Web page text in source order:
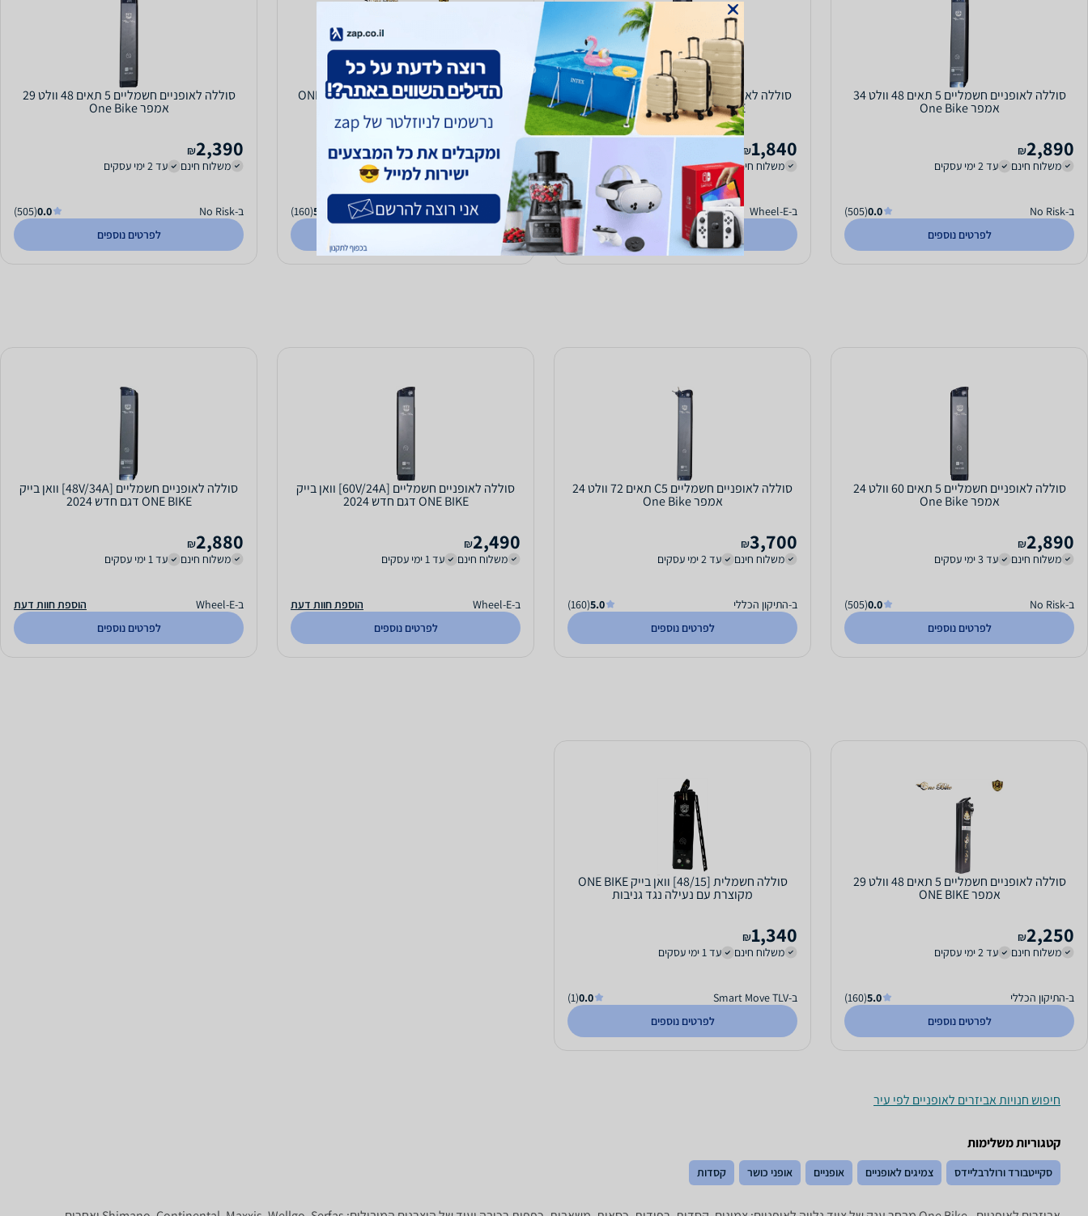
סוללה לאופניים חשמליים 5 תאים 48 וולט 34
אמפר One Bike
2,890
₪
משלוח חינם
עד 2 ימי עסקים
ב-No Risk 0.0
(505)
לפרטים נוספים
סוללה לאופניים חשמליים [48V/24A] וואן בייק
ONE BIKE דגם חדש 2024
1,840
₪
משלוח חינם
עד 1 ימי עסקים
ב-Wheel-E
הוספת חוות דעת
לפרטים נוספים
סוללה לאופניים 48V 23A וואן בייק ONE BIKE
1,649
₪
משלוח חינם
עד 2 ימי עסקים
ב-התיקון הכללי 5.0
(160)
סוללה לאופניים חשמליים 5 תאים 48 וולט 29
אמפר One Bike
2,390
₪
משלוח חינם
עד 2 ימי עסקים
ב-No Risk 0.0
(505)
לפרטים נוספים
סוללה לאופניים חשמליים 5 תאים 60 וולט 24
אמפר One Bike
2,890
₪
משלוח חינם
עד 3 ימי עסקים
ב-No Risk 0.0
(505)
לפרטים נוספים
סוללה לאופניים חשמליים C5 תאים 72 וולט 24
אמפר One Bike
3,700
₪
משלוח חינם
עד 2 ימי עסקים
ב-התיקון הכללי 5.0
(160)
לפרטים נוספים
סוללה לאופניים חשמליים [60V/24A] וואן בייק
ONE BIKE דגם חדש 2024
2,490
₪
משלוח חינם
עד 1 ימי עסקים
ב-Wheel-E
הוספת חוות דעת
לפרטים נוספים
סוללה לאופניים חשמליים [48V/34A] וואן בייק
ONE BIKE דגם חדש 2024
2,880
₪
משלוח חינם
עד 1 ימי עסקים
ב-Wheel-E
הוספת חוות דעת
לפרטים נוספים
סוללה לאופניים חשמליים 5 תאים 48 וולט 29
אמפר ONE BIKE
2,250
₪
משלוח חינם
עד 2 ימי עסקים
ב-התיקון הכללי 5.0
(160)
לפרטים נוספים
סוללה חשמלית [48/15] וואן בייק ONE BIKE
מקוצרת עם נעילה נגד גניבות
1,340
₪
משלוח חינם
עד 1 ימי עסקים
ב-Smart Move TLV 0.0
(1)
לפרטים נוספים
חיפוש חנויות אביזרים לאופניים לפי עיר
קטגוריות משלימות
סקייטבורד ורולרבליידס צמיגים לאופניים אופניים אופני כושר קסדות